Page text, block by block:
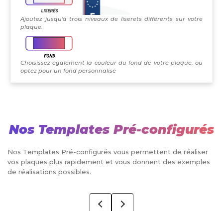
Ajoutez jusqu'à trois niveaux de liserets différents sur votre
plaque.
Choisissez également la couleur du fond de votre plaque, ou
optez pour un fond personnalisé
Nos Templates Pré-configurés
Nos Templates Pré-configurés vous permettent de réaliser
vos plaques plus rapidement et vous donnent des exemples
de réalisations possibles.